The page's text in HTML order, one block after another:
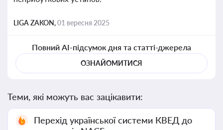
LIGA ZAKON,01 вересня 2025
Повний AI-підсумок дня та статті-джерела
ОЗНАЙОМИТИСЯ
Теми, які можуть вас зацікавити:
Перехід української системи КВЕД до